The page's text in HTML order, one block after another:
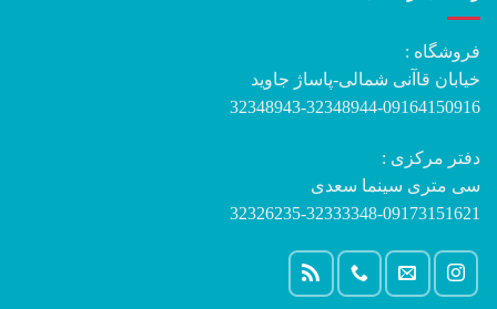
فروشگاه :
خیابان قاآنی شمالی-پاساژ جاوید
32348943-32348944-09164150916
دفتر مرکزی :
سی متری سینما سعدی
32326235-32333348-09173151621